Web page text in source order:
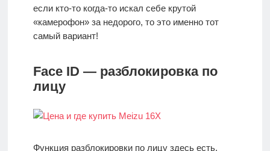
если кто-то когда-то искал себе крутой
«камерофон» за недорого, то это именно тот
самый вариант!
Face ID — разблокировка по
лицу
Функция разблокировки по лицу здесь есть,